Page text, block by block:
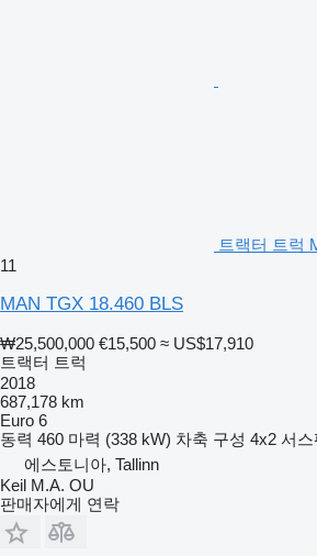
트랙터 트럭
11
MAN TGX 18.460 BLS
₩25,500,000 €15,500 ≈ US$17,910
트랙터 트럭
2018
687,178 km
Euro 6
동력 460 마력 (338 kW) 차축 구성 4x2 서스
에스토니아, Tallinn
Keil M.A. OU
판매자에게 연락